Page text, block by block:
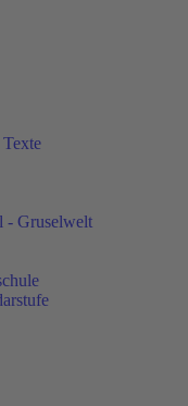
Texte
- Gruselwelt